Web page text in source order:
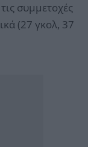
συμμετοχές
(27 γκολ, 37